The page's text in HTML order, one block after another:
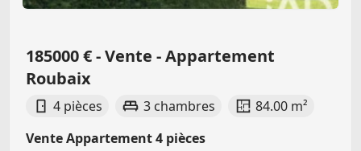
185000 € - Vente - Appartement
Roubaix
4 pièces 3 chambres
84.00 m²
Vente Appartement 4 pièces